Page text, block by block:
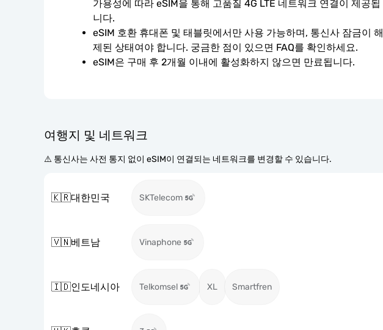
가용성에 따라 eSIM을 통해 고품질 4G LTE 네트워크 연결이 제공됩
니다.
eSIM 호환 휴대폰 및 태블릿에서만 사용 가능하며, 통신사 잠금이 해
제된 상태여야 합니다. 궁금한 점이 있으면 FAQ를 확인하세요.
eSIM은 구매 후 2개월 이내에 활성화하지 않으면 만료됩니다.
여행지 및 네트워크
⚠️ 통신사는 사전 통지 없이 eSIM이 연결되는 네트워크를 변경할 수 있습니다.
🇰🇷대한민국 SKTelecom
🇻🇳베트남 Vinaphone
🇮🇩인도네시아 Telkomsel XL Smartfren